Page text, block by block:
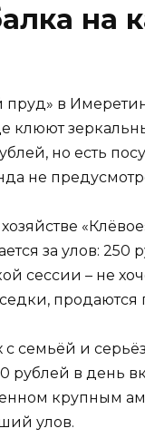
на
пруд» в
клюют
но есть
не
за улов: 250
сессии – не
семьёй и
рублей в день
крупным
улов.